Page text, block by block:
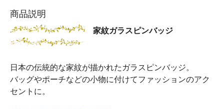
商品説明
家紋ガラスピンバッジ
日本の伝統的な家紋が描かれたガラスピンバッジ。
バッグやポーチなどの小物に付けてファッションのアク
セントに。